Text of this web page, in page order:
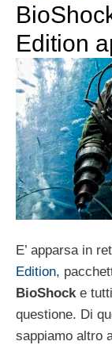
Edition
E’ apparsa in
Edition,
BioShocke
questione. Di
sappiamo altro